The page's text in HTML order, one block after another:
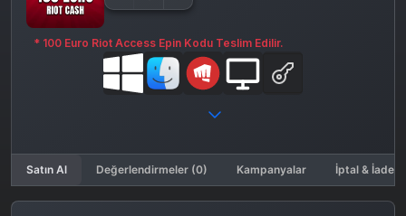
* 100 Euro Riot Access Epin Kodu Teslim Edilir.
Satın Al Değerlendirmeler (0) Kampanyalar İptal & İade